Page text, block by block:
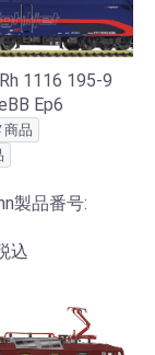
1116 195-9
Ep6
商品
製品番号:
込